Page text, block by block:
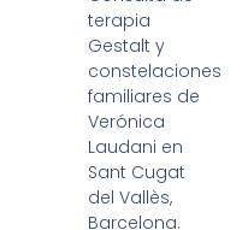
terapia
Gestalt y
constelaciones
familiares de
Verónica
Laudani en
Sant Cugat
del Vallès,
Barcelona.